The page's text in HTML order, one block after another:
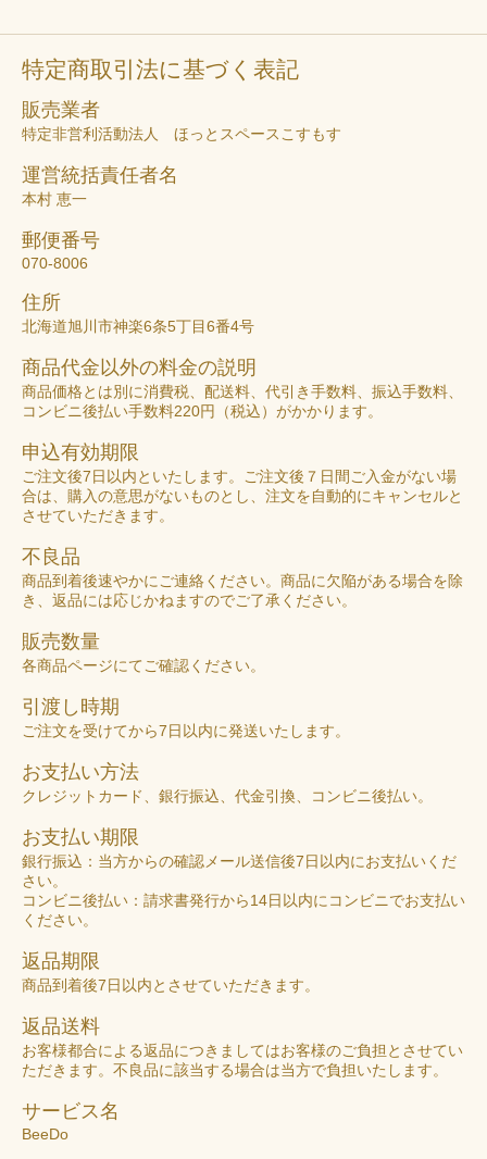
特定商取引法に基づく表記
販売業者
特定非営利活動法人 ほっとスペースこすもす
運営統括責任者名
本村 恵一
郵便番号
070-8006
住所
北海道旭川市神楽6条5丁目6番4号
商品代金以外の料金の説明
商品価格とは別に消費税、配送料、代引き手数料、振込手数料、
コンビニ後払い手数料220円（税込）がかかります。
申込有効期限
ご注文後7日以内といたします。ご注文後７日間ご入金がない場
合は、購入の意思がないものとし、注文を自動的にキャンセルと
させていただきます。
不良品
商品到着後速やかにご連絡ください。商品に欠陥がある場合を除
き、返品には応じかねますのでご了承ください。
販売数量
各商品ページにてご確認ください。
引渡し時期
ご注文を受けてから7日以内に発送いたします。
お支払い方法
クレジットカード、銀行振込、代金引換、コンビニ後払い。
お支払い期限
銀行振込：当方からの確認メール送信後7日以内にお支払いくだ
さい。
コンビニ後払い：請求書発行から14日以内にコンビニでお支払い
ください。
返品期限
商品到着後7日以内とさせていただきます。
返品送料
お客様都合による返品につきましてはお客様のご負担とさせてい
ただきます。不良品に該当する場合は当方で負担いたします。
サービス名
BeeDo